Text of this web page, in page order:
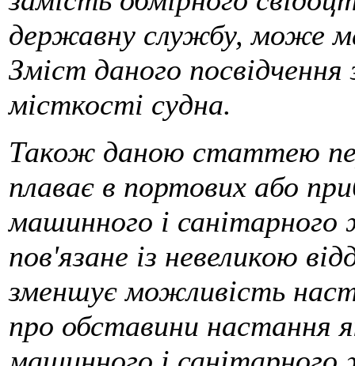
державну службу, може
Зміст даного
місткості судна.
Також даною статтею
плаває в портових або
машинного і
пов'язане із невеликою
зменшує можливість
про обставини настання